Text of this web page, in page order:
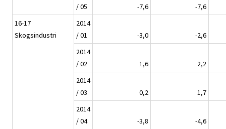
/ 05
-7,6
-7,6
16-17
Skogsindustri
2014
/ 01
-3,0
-2,6
2014
/ 02
1,6
2,2
2014
/ 03
0,2
1,7
2014
/ 04
-3,8
-4,6